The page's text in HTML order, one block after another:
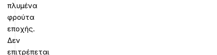
πλυμένα
φρούτα
εποχής.
Δεν
επιτρέπεται